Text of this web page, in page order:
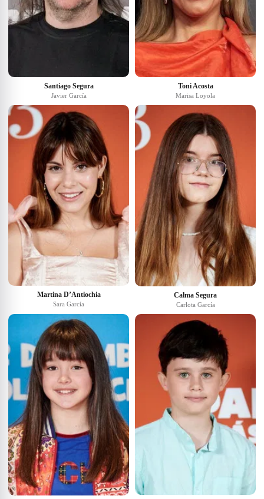
Santiago Segura
Javier García
Toni Acosta
Marisa Loyola
Martina D’Antiochia
Sara García
Calma Segura
Carlota García